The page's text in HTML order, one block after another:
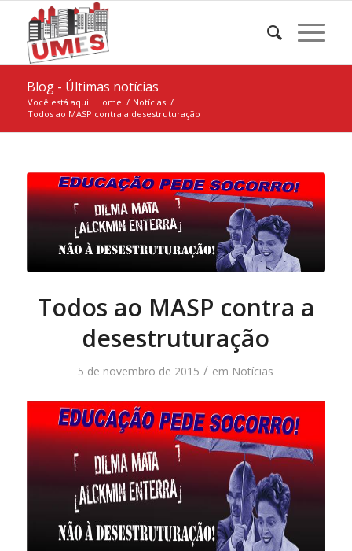
Blog - Últimas notícias
Você está aqui: Home / Notícias /
Todos ao MASP contra a desestruturação
Todos ao MASP contra a
desestruturação
5 de novembro de 2015 / em Notícias